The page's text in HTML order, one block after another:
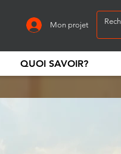
Mon projet
QUOI SAVOIR?